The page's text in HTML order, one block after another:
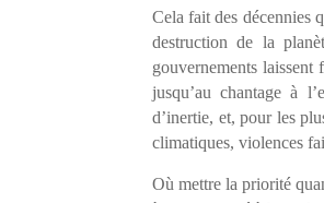
Cela fait des décennies
destruction de la
gouvernements laissent
jusqu’au chantage à
d’inertie, et, pour les
climatiques, violences
Où mettre la priorité